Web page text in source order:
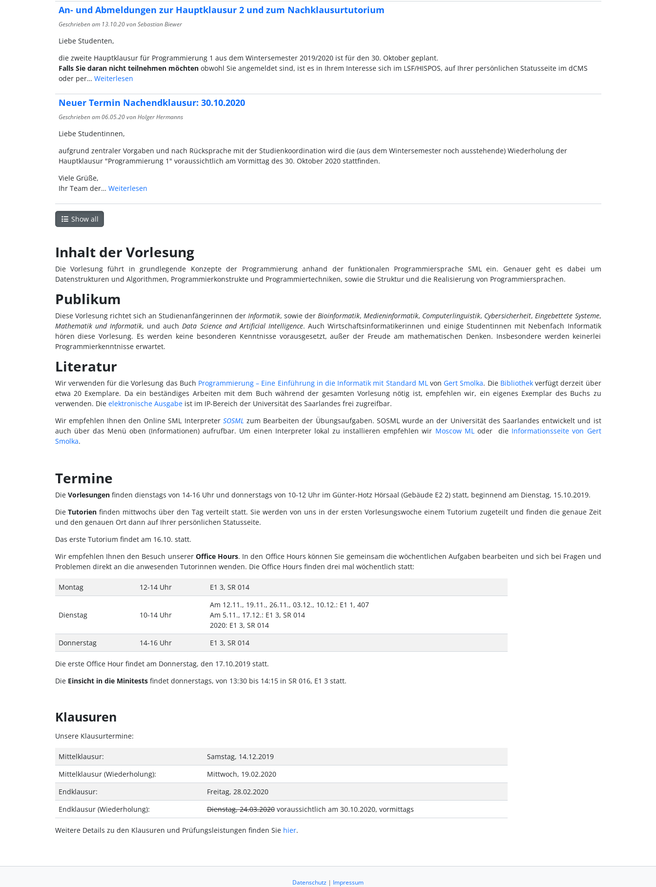
An- und Abmeldungen zur Hauptklausur 2 und zum Nachklausurtutorium
Geschrieben am 13.10.20von Sebastian Biewer
Liebe Studenten,
die zweite Hauptklausur für Programmierung 1 aus dem Wintersemester 2019/2020 ist für den 30. Oktober geplant.
Falls Sie daran nicht teilnehmen möchtenobwohl Sie angemeldet sind, ist es in Ihrem Interesse sich im LSF/HISPOS, auf Ihrer persönlichen Statusseite im dCMS
oder per… Weiterlesen
Neuer Termin Nachendklausur: 30.10.2020
Geschrieben am06.05.20von Holger Hermanns
Liebe Studentinnen,
aufgrund zentraler Vorgaben und nach Rücksprache mit der Studienkoordination wird die (aus dem Wintersemester noch ausstehende) Wiederholung der
Hauptklausur "Programmierung 1" voraussichtlich am Vormittag des 30. Oktober 2020 stattfinden.
Viele Grüße,
Ihr Team der… Weiterlesen
Show all
Inhalt der Vorlesung
Die Vorlesung führt in grundlegende Konzepte der Programmierung anhand der funktionalen Programmiersprache SML ein. Genauer geht es dabei um
Datenstrukturen und Algorithmen, Programmierkonstrukte und Programmiertechniken, sowie die Struktur und die Realisierung von Programmiersprachen.
Publikum
Diese Vorlesung richtet sich an Studienanfängerinnen der Informatik, sowie derBioinformatik,Medieninformatik, Computerlinguistik, Cybersicherheit,Eingebettete Systeme,
Mathematik und Informatik, und auchData Science and Artificial Intelligence. Auch Wirtschaftsinformatikerinnen und einige Studentinnen mit Nebenfach Informatik
hören diese Vorlesung. Es werden keine besonderen Kenntnisse vorausgesetzt, außer der Freude am mathematischen Denken. Insbesondere werden keinerlei
Programmierkenntnisse erwartet.
Literatur
Wir verwenden für die Vorlesung das Buch Programmierung – Eine Einführung in die Informatik mit Standard MLvon Gert Smolka. Die Bibliothekverfügt derzeit über
etwa 20 Exemplare. Da ein beständiges Arbeiten mit dem Buch während der gesamten Vorlesung nötig ist, empfehlen wir, ein eigenes Exemplar des Buchs zu
verwenden. Die elektronische Ausgabeist im IP-Bereich der Universität des Saarlandes frei zugreifbar.
Wir empfehlen Ihnen den Online SML Interpreter SOSML zum Bearbeiten der Übungsaufgaben. SOSML wurde an der Universität des Saarlandes entwickelt und ist
auch über das Menü oben (Informationen) aufrufbar. Um einen Interpreter lokal zu installieren empfehlen wir Moscow MLoder die Informationsseite von Gert
Smolka.
Termine
Die Vorlesungenfinden dienstags von 14-16 Uhr und donnerstags von 10-12 Uhr im Günter-Hotz Hörsaal (Gebäude E2 2) statt, beginnend am Dienstag, 15.10.2019.
DieTutorien finden mittwochs über den Tag verteilt statt. Sie werden von uns in der ersten Vorlesungswoche einem Tutorium zugeteilt und finden die genaue Zeit
und den genauen Ort dann auf Ihrer persönlichen Statusseite.
Das erste Tutorium findet am 16.10. statt.
Wir empfehlen Ihnen den Besuch unserer Office Hours. In den Office Hours können Sie gemeinsam die wöchentlichen Aufgaben bearbeiten und sich bei Fragen und
Problemen direkt an die anwesenden Tutorinnen wenden. Die Office Hours finden drei mal wöchentlich statt:
Montag 12-14 Uhr E1 3, SR 014
Dienstag 10-14 Uhr
Am 12.11., 19.11., 26.11., 03.12., 10.12.: E1 1, 407
Am 5.11., 17.12.: E1 3, SR 014
2020: E1 3, SR 014
Donnerstag
14-16 Uhr E1 3, SR 014
Die erste Office Hour findet am Donnerstag, den 17.10.2019 statt.
Die Einsicht in die Minitestsfindet donnerstags, von 13:30 bis 14:15 in SR 016, E1 3 statt.
Klausuren
Unsere Klausurtermine:
Mittelklausur:
Samstag, 14.12.2019
Mittelklausur (Wiederholung):
Mittwoch, 19.02.2020
Endklausur:
Freitag, 28.02.2020
Endklausur (Wiederholung):
Dienstag, 24.03.2020voraussichtlich am 30.10.2020, vormittags
Weitere Details zu den Klausuren und Prüfungsleistungen finden Sie hier.
Datenschutz | Impressum